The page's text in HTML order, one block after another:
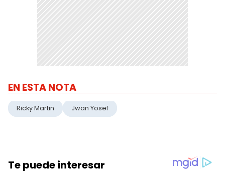
EN ESTA NOTA
Ricky Martin Jwan Yosef